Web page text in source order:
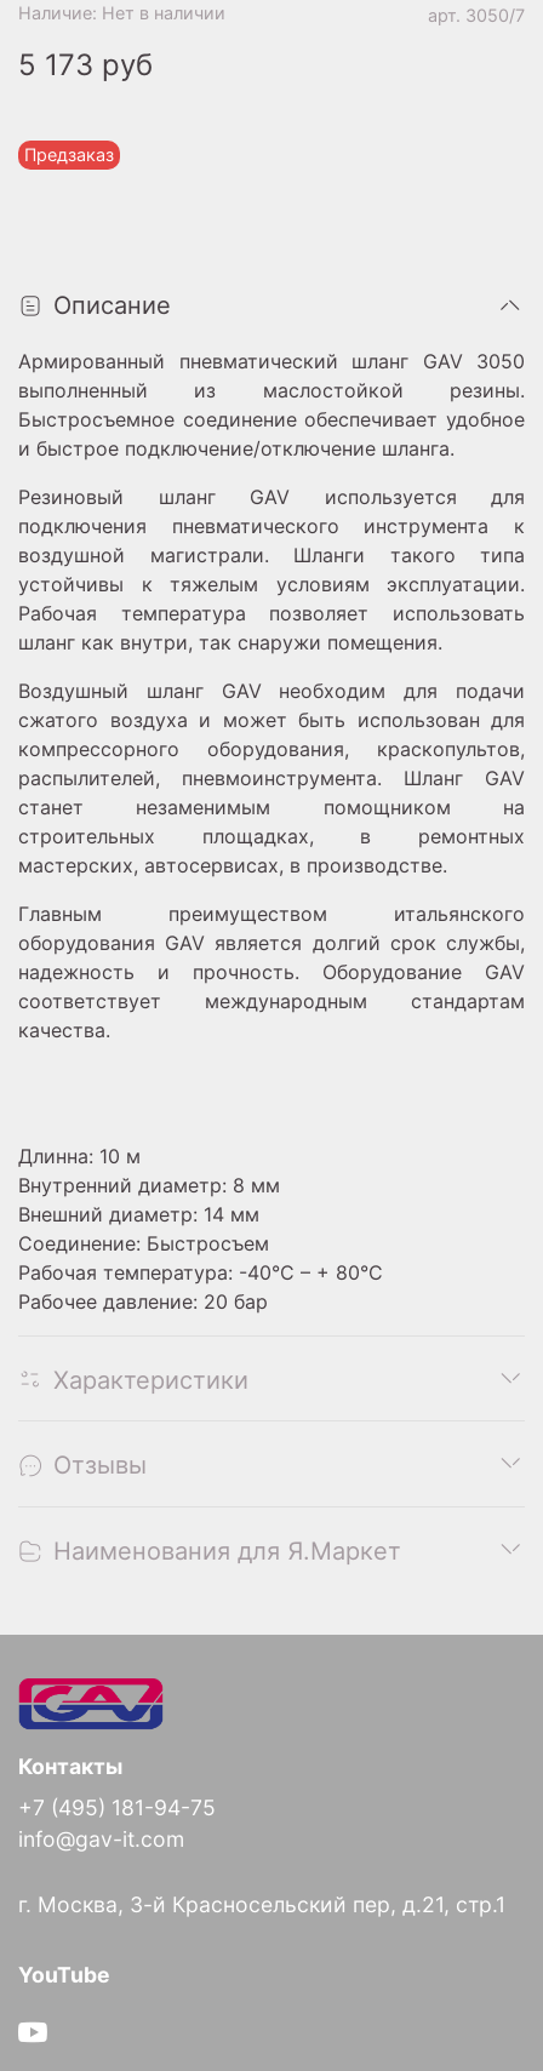
арт. 3050/7
Наличие: Нет в наличии
Предзаказ
5 173 руб
Описание
Армированный пневматический шланг GAV 3050
выполненный из маслостойкой резины.
Быстросъемное соединение обеспечивает удобное
и быстрое подключение/отключение шланга.
Резиновый шланг GAV используется для
подключения пневматического инструмента к
воздушной магистрали. Шланги такого типа
устойчивы к тяжелым условиям эксплуатации.
Рабочая температура позволяет использовать
шланг как внутри, так снаружи помещения.
Воздушный шланг GAV необходим для подачи
сжатого воздуха и может быть использован для
компрессорного оборудования, краскопультов,
распылителей, пневмоинструмента. Шланг GAV
станет незаменимым помощником на
строительных площадках, в ремонтных
мастерских, автосервисах, в производстве.
Главным преимуществом итальянского
оборудования GAV является долгий срок службы,
надежность и прочность. Оборудование GAV
соответствует международным стандартам
качества.
Длинна: 10 м
Внутренний диаметр: 8 мм
Внешний диаметр: 14 мм
Соединение: Быстросъем
Рабочая температура: -40°C – + 80°C
Рабочее давление: 20 бар
Характеристики
Отзывы
Наименования для Я.Маркет
Контакты
+7 (495) 181-94-75
info@gav-it.com
г. Москва, 3-й Красносельский пер, д.21, стр.1
YouTube